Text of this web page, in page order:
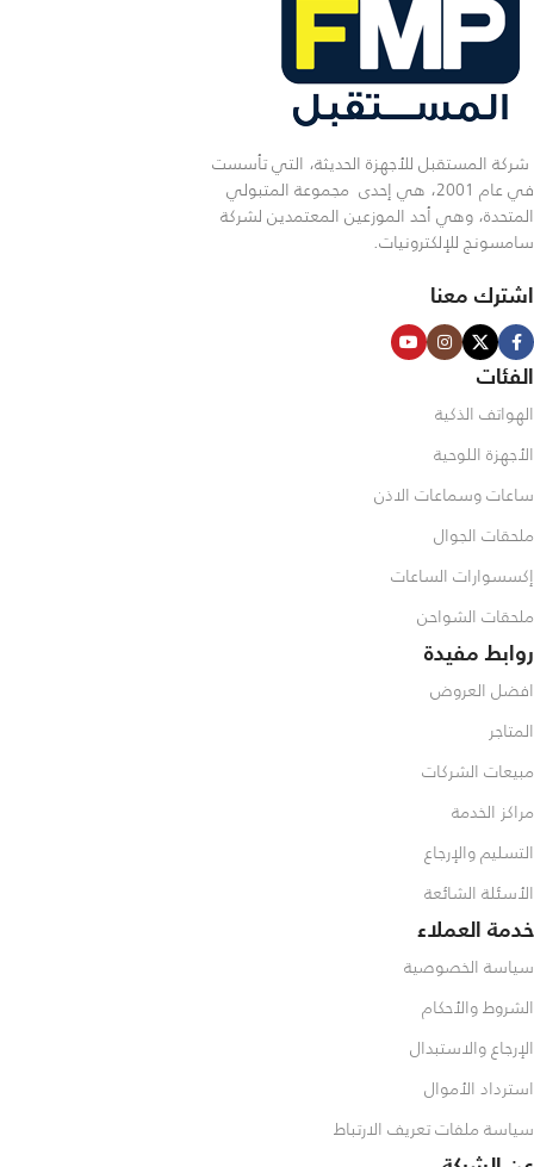
شركة المستقبل للأجهزة الحديثة، التي تأسست
في عام 2001، هي إحدى مجموعة المتبولي
المتحدة، وهي أحد الموزعين المعتمدين لشركة
سامسونج للإلكترونيات.
اشترك معنا
الفئات
الهواتف الذكية
الأجهزة اللوحية
ساعات وسماعات الاذن
ملحقات الجوال
إكسسوارات الساعات
ملحقات الشواحن
روابط مفيدة
افضل العروض
المتاجر
مبيعات الشركات
مراكز الخدمة
التسليم والإرجاع
الأسئلة الشائعة
خدمة العملاء
سياسة الخصوصية
الشروط والأحكام
الإرجاع والاستبدال
استرداد الأموال
سياسة ملفات تعريف الارتباط